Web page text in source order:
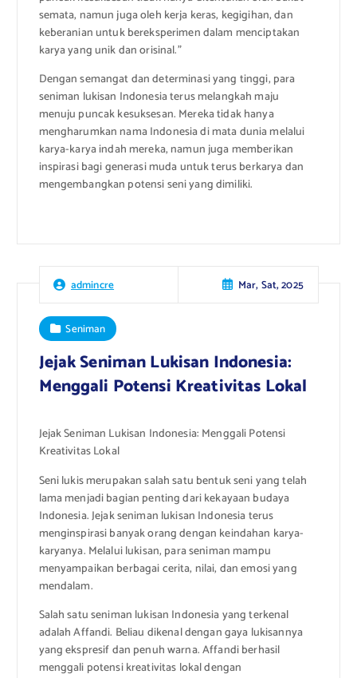
semata, namun juga oleh kerja keras, kegigihan, dan
keberanian untuk bereksperimen dalam menciptakan
karya yang unik dan orisinal.”
Dengan semangat dan determinasi yang tinggi, para
seniman lukisan Indonesia terus melangkah maju
menuju puncak kesuksesan. Mereka tidak hanya
mengharumkan nama Indonesia di mata dunia melalui
karya-karya indah mereka, namun juga memberikan
inspirasi bagi generasi muda untuk terus berkarya dan
mengembangkan potensi seni yang dimiliki.
admincre Mar, Sat, 2025
Seniman
Jejak Seniman Lukisan Indonesia:
Menggali Potensi Kreativitas Lokal
Jejak Seniman Lukisan Indonesia: Menggali Potensi
Kreativitas Lokal
Seni lukis merupakan salah satu bentuk seni yang telah
lama menjadi bagian penting dari kekayaan budaya
Indonesia. Jejak seniman lukisan Indonesia terus
menginspirasi banyak orang dengan keindahan karya-
karyanya. Melalui lukisan, para seniman mampu
menyampaikan berbagai cerita, nilai, dan emosi yang
mendalam.
Salah satu seniman lukisan Indonesia yang terkenal
adalah Affandi. Beliau dikenal dengan gaya lukisannya
yang ekspresif dan penuh warna. Affandi berhasil
menggali potensi kreativitas lokal dengan